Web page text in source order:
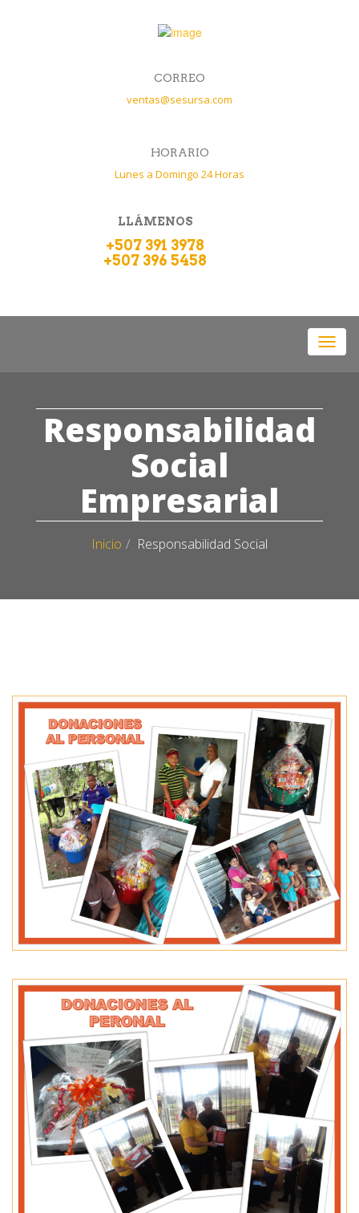
CORREO
ventas@sesursa.com
HORARIO
Lunes a Domingo 24 Horas
LLÁMENOS
+507 391 3978
+507 396 5458
Responsabilidad
Social
Empresarial
Inicio Responsabilidad Social